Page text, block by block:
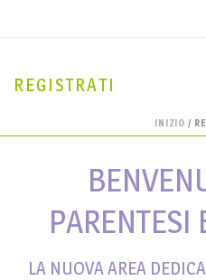
REGISTRATI
INIZIO /
LA NUOVA AREA